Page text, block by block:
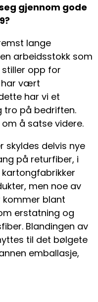
gjennom gode
lange
arbeidsstokk som
stiller opp for
har vært
har vi et
tro på bedriften.
å satse videre.
skyldes delvis nye
på returfiber, i
men noe av
kommer blant
erstatning og
Blandingen av
til det bølgete
emballasje,